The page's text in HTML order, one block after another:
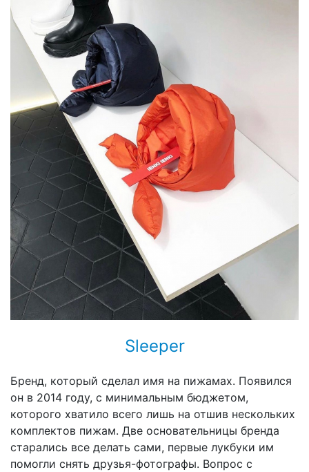
Sleeper
Бренд, который сделал имя на пижамах. Появился
он в 2014 году, с минимальным бюджетом,
которого хватило всего лишь на отшив нескольких
комплектов пижам. Две основательницы бренда
старались все делать сами, первые лукбуки им
помогли снять друзья-фотографы. Вопрос с